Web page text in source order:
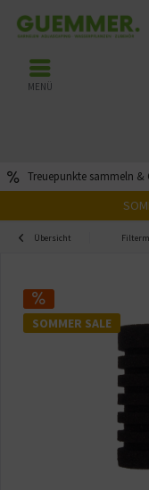
Treuepunkte sammeln &
MENÜ
Übersicht
SOMMER SALE